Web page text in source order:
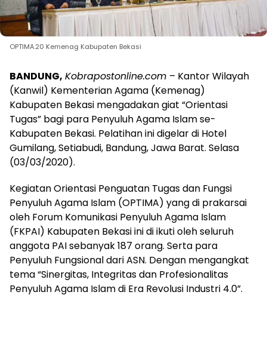
OPTIMA.20 Kemenag Kabupaten Bekasi
BANDUNG, Kobrapostonline.com – Kantor Wilayah
(Kanwil) Kementerian Agama (Kemenag)
Kabupaten Bekasi mengadakan giat “Orientasi
Tugas” bagi para Penyuluh Agama Islam se-
Kabupaten Bekasi. Pelatihan ini digelar di Hotel
Gumilang, Setiabudi, Bandung, Jawa Barat. Selasa
(03/03/2020).
Kegiatan Orientasi Penguatan Tugas dan Fungsi
Penyuluh Agama Islam (OPTIMA) yang di prakarsai
oleh Forum Komunikasi Penyuluh Agama Islam
(FKPAI) Kabupaten Bekasi ini di ikuti oleh seluruh
anggota PAI sebanyak 187 orang. Serta para
Penyuluh Fungsional dari ASN. Dengan mengangkat
tema “Sinergitas, Integritas dan Profesionalitas
Penyuluh Agama Islam di Era Revolusi Industri 4.0”.